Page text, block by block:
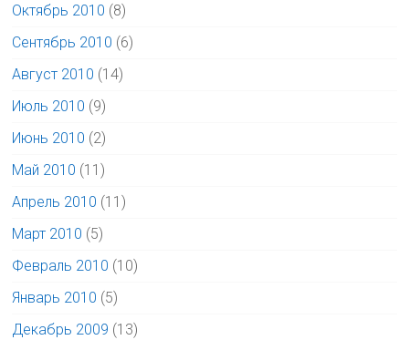
Октябрь 2010 (8)
Сентябрь 2010 (6)
Август 2010 (14)
Июль 2010 (9)
Июнь 2010 (2)
Май 2010 (11)
Апрель 2010 (11)
Март 2010 (5)
Февраль 2010 (10)
Январь 2010 (5)
Декабрь 2009 (13)